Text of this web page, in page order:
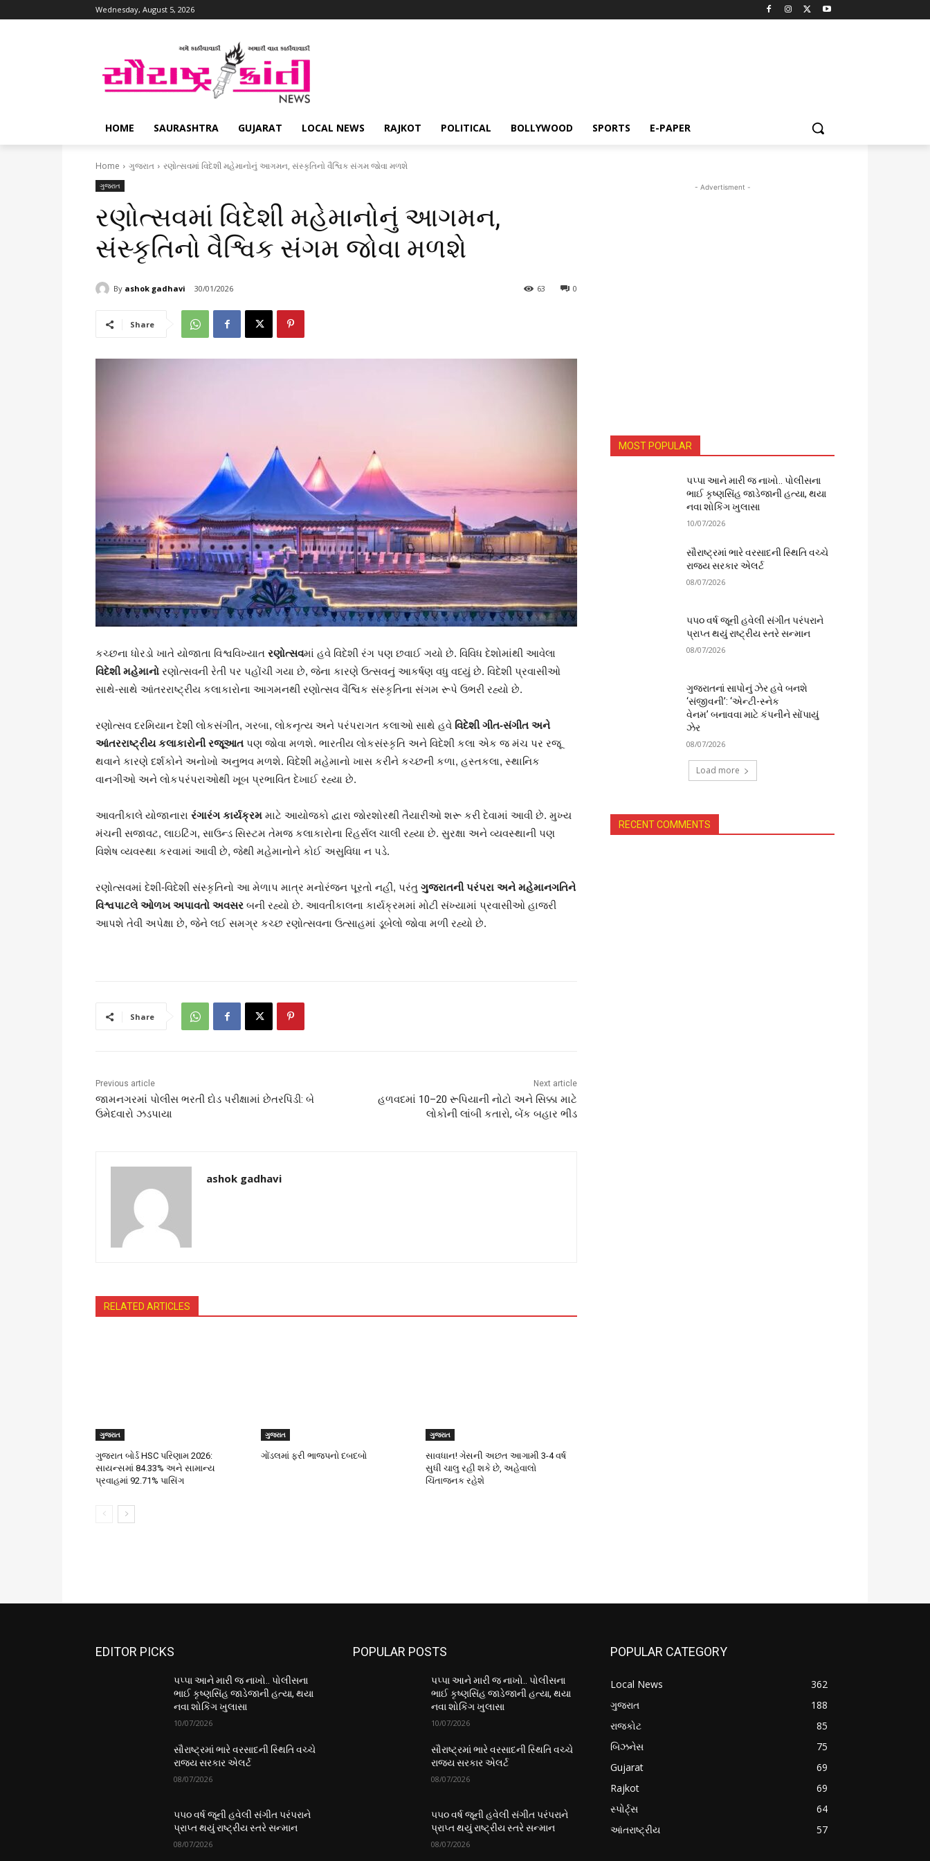
Wednesday, August 5, 2026
HOME SAURASHTRA GUJARAT LOCAL NEWS RAJKOT POLITICAL BOLLYWOOD SPORTS E-PAPER
Home ગુજરાત રણોત્સવમાં વિદેશી મહેમાનોનું આગમન, સંસ્કૃતિનો વૈશ્વિક સંગમ જોવા મળશે
ગુજરાત
રણોત્સવમાં વિદેશી મહેમાનોનું આગમન,
સંસ્કૃતિનો વૈશ્વિક સંગમ જોવા મળશે
By ashok gadhavi 30/01/2026 0
63
Share
કચ્છના ધોરડો ખાતે યોજાતા વિશ્વવિખ્યાત રણોત્સવમાં હવે વિદેશી રંગ પણ છવાઈ ગયો છે. વિવિધ દેશોમાંથી આવેલા
વિદેશી મહેમાનો રણોત્સવની રેતી પર પહોંચી ગયા છે, જેના કારણે ઉત્સવનું આકર્ષણ વધુ વધ્યું છે. વિદેશી પ્રવાસીઓ
સાથે-સાથે આંતરરાષ્ટ્રીય કલાકારોના આગમનથી રણોત્સવ વૈશ્વિક સંસ્કૃતિના સંગમ રૂપે ઉભરી રહ્યો છે.
રણોત્સવ દરમિયાન દેશી લોકસંગીત, ગરબા, લોકનૃત્ય અને પરંપરાગત કલાઓ સાથે હવે વિદેશી ગીત-સંગીત અને
આંતરરાષ્ટ્રીય કલાકારોની રજૂઆત પણ જોવા મળશે. ભારતીય લોકસંસ્કૃતિ અને વિદેશી કલા એક જ મંચ પર રજૂ
થવાને કારણે દર્શકોને અનોખો અનુભવ મળશે. વિદેશી મહેમાનો ખાસ કરીને કચ્છની કળા, હસ્તકલા, સ્થાનિક
વાનગીઓ અને લોકપરંપરાઓથી ખૂબ પ્રભાવિત દેખાઈ રહ્યા છે.
આવતીકાલે યોજાનારા રંગારંગ કાર્યક્રમ માટે આયોજકો દ્વારા જોરશોરથી તૈયારીઓ શરૂ કરી દેવામાં આવી છે. મુખ્ય
મંચની સજાવટ, લાઇટિંગ, સાઉન્ડ સિસ્ટમ તેમજ કલાકારોના રિહર્સલ ચાલી રહ્યા છે. સુરક્ષા અને વ્યવસ્થાની પણ
વિશેષ વ્યવસ્થા કરવામાં આવી છે, જેથી મહેમાનોને કોઈ અસુવિધા ન પડે.
રણોત્સવમાં દેશી-વિદેશી સંસ્કૃતિનો આ મેળાપ માત્ર મનોરંજન પૂરતો નહીં, પરંતુ ગુજરાતની પરંપરા અને મહેમાનગતિને
વિશ્વપાટલે ઓળખ અપાવતો અવસર બની રહ્યો છે. આવતીકાલના કાર્યક્રમમાં મોટી સંખ્યામાં પ્રવાસીઓ હાજરી
આપશે તેવી અપેક્ષા છે, જેને લઈ સમગ્ર કચ્છ રણોત્સવના ઉત્સાહમાં ડૂબેલો જોવા મળી રહ્યો છે.
Share
Previous article
જામનગરમાં પોલીસ ભરતી દોડ પરીક્ષામાં છેતરપિંડી: બે
ઉમેદવારો ઝડપાયા
Next article
હળવદમાં 10–20 રૂપિયાની નોટો અને સિક્કા માટે
લોકોની લાંબી કતારો, બેંક બહાર ભીડ
ashok gadhavi
RELATED ARTICLES
ગુજરાત
ગુજરાત બોર્ડ HSC પરિણામ 2026:
સાયન્સમાં 84.33% અને સામાન્ય
પ્રવાહમાં 92.71% પાસિંગ
ગુજરાત
ગોંડલમાં ફરી ભાજપનો દબદબો
ગુજરાત
સાવધાન! ગેસની અછત આગામી 3-4 વર્ષ
સુધી ચાલુ રહી શકે છે, અહેવાલો
ચિંતાજનક રહેશે
- Advertisment -
MOST POPULAR
પપ્પા આને મારી જ નાખો.. પોલીસના
ભાઈ કૃષ્ણસિંહ જાડેજાની હત્યા, થયા
નવા શોકિંગ ખુલાસા
10/07/2026
સૌરાષ્ટ્રમાં ભારે વરસાદની સ્થિતિ વચ્ચે
રાજ્ય સરકાર એલર્ટ
08/07/2026
૫૫૦ વર્ષ જૂની હવેલી સંગીત પરંપરાને
પ્રાપ્ત થયું રાષ્ટ્રીય સ્તરે સન્માન
08/07/2026
ગુજરાતનાં સાપોનું ઝેર હવે બનશે
‘સંજીવની’: ‘એન્ટી-સ્નેક
વેનમ’ બનાવવા માટે કંપનીને સોંપાયું
ઝેર
08/07/2026
Load more
RECENT COMMENTS
EDITOR PICKS
પપ્પા આને મારી જ નાખો.. પોલીસના
ભાઈ કૃષ્ણસિંહ જાડેજાની હત્યા, થયા
નવા શોકિંગ ખુલાસા
10/07/2026
સૌરાષ્ટ્રમાં ભારે વરસાદની સ્થિતિ વચ્ચે
રાજ્ય સરકાર એલર્ટ
08/07/2026
૫૫૦ વર્ષ જૂની હવેલી સંગીત પરંપરાને
પ્રાપ્ત થયું રાષ્ટ્રીય સ્તરે સન્માન
08/07/2026
POPULAR POSTS
પપ્પા આને મારી જ નાખો.. પોલીસના
ભાઈ કૃષ્ણસિંહ જાડેજાની હત્યા, થયા
નવા શોકિંગ ખુલાસા
10/07/2026
સૌરાષ્ટ્રમાં ભારે વરસાદની સ્થિતિ વચ્ચે
રાજ્ય સરકાર એલર્ટ
08/07/2026
૫૫૦ વર્ષ જૂની હવેલી સંગીત પરંપરાને
પ્રાપ્ત થયું રાષ્ટ્રીય સ્તરે સન્માન
08/07/2026
POPULAR CATEGORY
Local News
362
ગુજરાત
188
રાજકોટ
85
બિઝનેસ
75
Gujarat
69
Rajkot
69
સ્પોર્ટ્સ
64
આંતરાષ્ટ્રીય
57